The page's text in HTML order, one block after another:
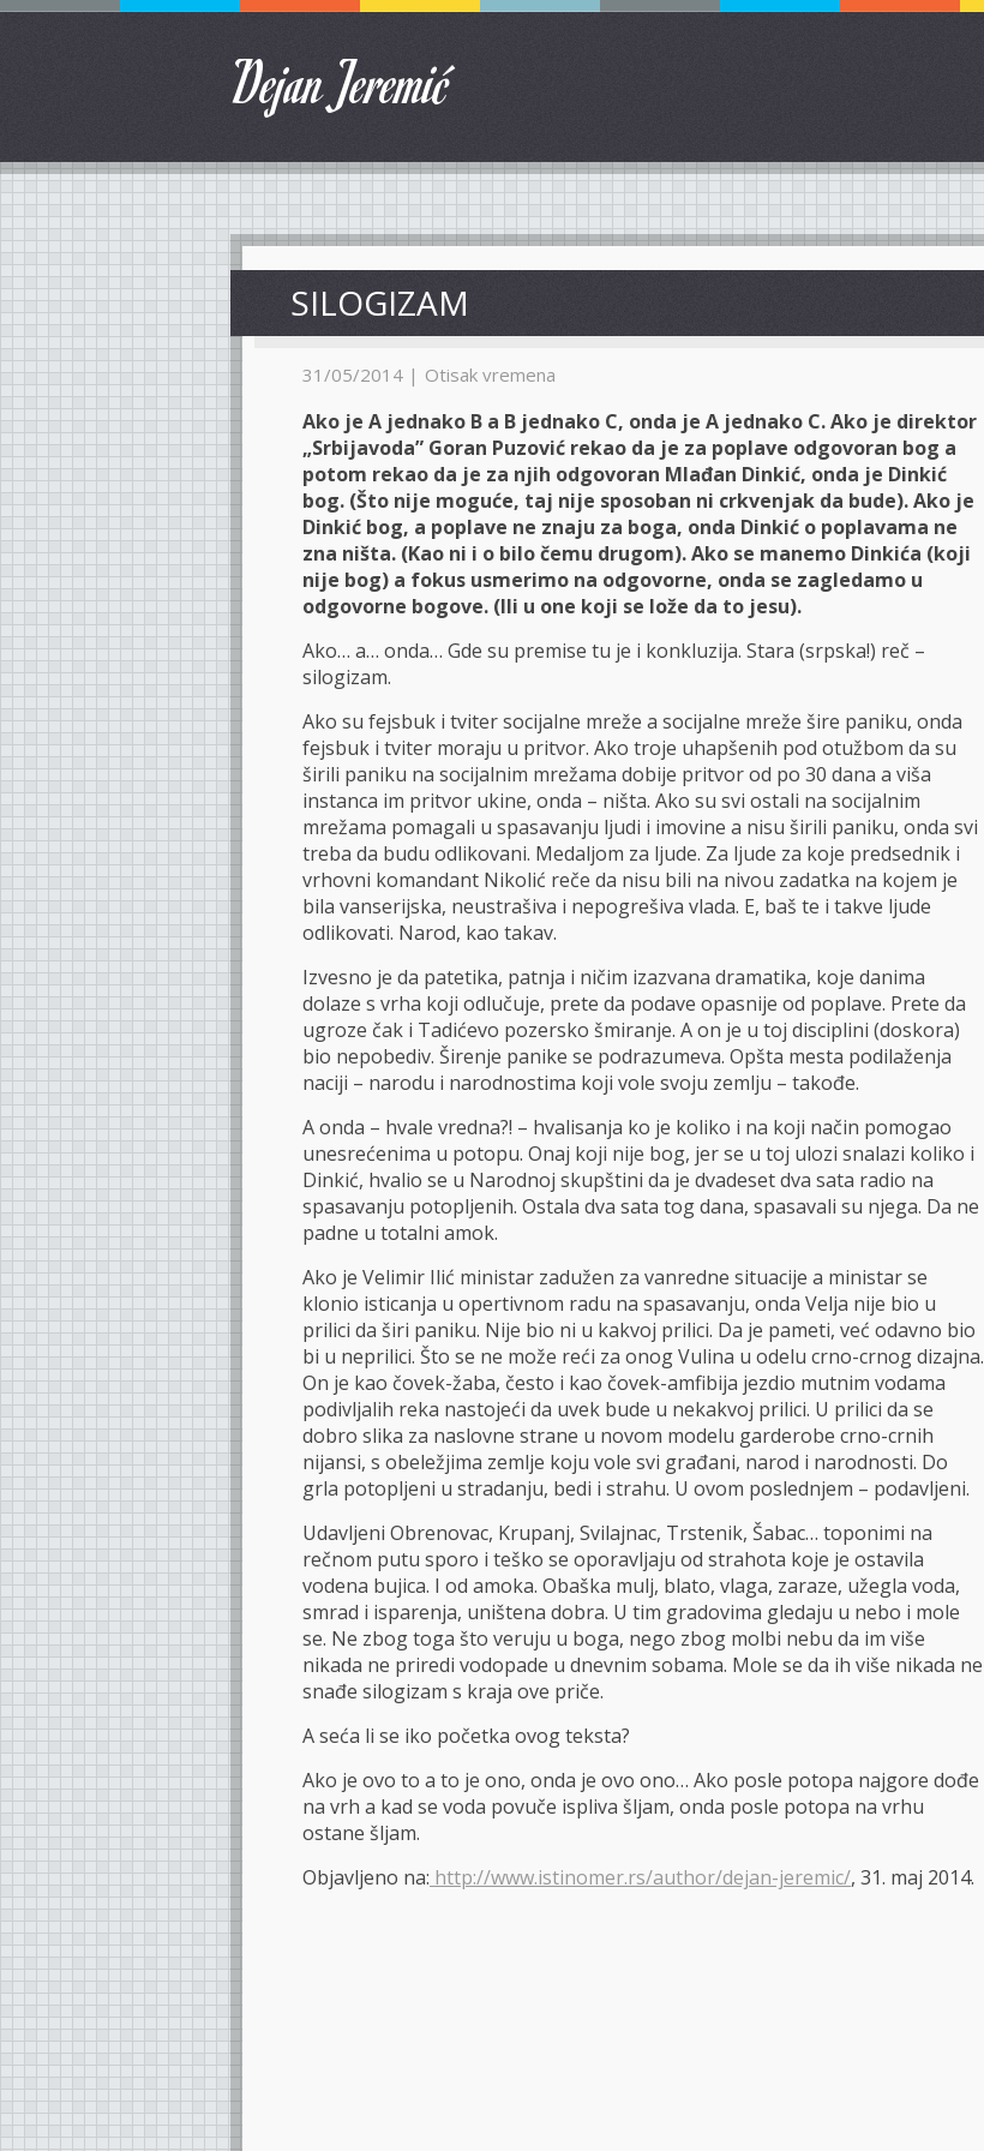
Dejan Jeremić
SILOGIZAM
31/05/2014 | Otisak vremena
Ako je A jednako B a B jednako C, onda je A jednako C. Ako je direktor
„Srbijavoda” Goran Puzović rekao da je za poplave odgovoran bog a
potom rekao da je za njih odgovoran Mlađan Dinkić, onda je Dinkić
bog. (Što nije moguće, taj nije sposoban ni crkvenjak da bude). Ako je
Dinkić bog, a poplave ne znaju za boga, onda Dinkić o poplavama ne
zna ništa. (Kao ni i o bilo čemu drugom). Ako se manemo Dinkića (koji
nije bog) a fokus usmerimo na odgovorne, onda se zagledamo u
odgovorne bogove. (Ili u one koji se lože da to jesu).
Ako… a… onda… Gde su premise tu je i konkluzija. Stara (srpska!) reč –
silogizam.
Ako su fejsbuk i tviter socijalne mreže a socijalne mreže šire paniku, onda
fejsbuk i tviter moraju u pritvor. Ako troje uhapšenih pod otužbom da su
širili paniku na socijalnim mrežama dobije pritvor od po 30 dana a viša
instanca im pritvor ukine, onda – ništa. Ako su svi ostali na socijalnim
mrežama pomagali u spasavanju ljudi i imovine a nisu širili paniku, onda svi
treba da budu odlikovani. Medaljom za ljude. Za ljude za koje predsednik i
vrhovni komandant Nikolić reče da nisu bili na nivou zadatka na kojem je
bila vanserijska, neustrašiva i nepogrešiva vlada. E, baš te i takve ljude
odlikovati. Narod, kao takav.
Izvesno je da patetika, patnja i ničim izazvana dramatika, koje danima
dolaze s vrha koji odlučuje, prete da podave opasnije od poplave. Prete da
ugroze čak i Tadićevo pozersko šmiranje. A on je u toj disciplini (doskora)
bio nepobediv. Širenje panike se podrazumeva. Opšta mesta podilaženja
naciji – narodu i narodnostima koji vole svoju zemlju – takođe.
A onda – hvale vredna?! – hvalisanja ko je koliko i na koji način pomogao
unesrećenima u potopu. Onaj koji nije bog, jer se u toj ulozi snalazi koliko i
Dinkić, hvalio se u Narodnoj skupštini da je dvadeset dva sata radio na
spasavanju potopljenih. Ostala dva sata tog dana, spasavali su njega. Da ne
padne u totalni amok.
Ako je Velimir Ilić ministar zadužen za vanredne situacije a ministar se
klonio isticanja u opertivnom radu na spasavanju, onda Velja nije bio u
prilici da širi paniku. Nije bio ni u kakvoj prilici. Da je pameti, već odavno bio
bi u neprilici. Što se ne može reći za onog Vulina u odelu crno-crnog dizajna.
On je kao čovek-žaba, često i kao čovek-amfibija jezdio mutnim vodama
podivljalih reka nastojeći da uvek bude u nekakvoj prilici. U prilici da se
dobro slika za naslovne strane u novom modelu garderobe crno-crnih
nijansi, s obeležjima zemlje koju vole svi građani, narod i narodnosti. Do
grla potopljeni u stradanju, bedi i strahu. U ovom poslednjem – podavljeni.
Udavljeni Obrenovac, Krupanj, Svilajnac, Trstenik, Šabac… toponimi na
rečnom putu sporo i teško se oporavljaju od strahota koje je ostavila
vodena bujica. I od amoka. Obaška mulj, blato, vlaga, zaraze, užegla voda,
smrad i isparenja, uništena dobra. U tim gradovima gledaju u nebo i mole
se. Ne zbog toga što veruju u boga, nego zbog molbi nebu da im više
nikada ne priredi vodopade u dnevnim sobama. Mole se da ih više nikada ne
snađe silogizam s kraja ove priče.
A seća li se iko početka ovog teksta?
Ako je ovo to a to je ono, onda je ovo ono… Ako posle potopa najgore dođe
na vrh a kad se voda povuče ispliva šljam, onda posle potopa na vrhu
ostane šljam.
Objavljeno na: http://www.istinomer.rs/author/dejan-jeremic/, 31. maj 2014.